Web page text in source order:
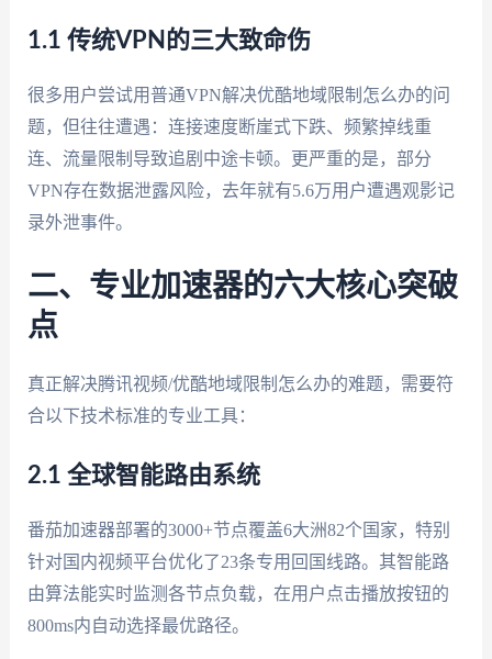
1.1 传统VPN的三大致命伤
很多用户尝试用普通VPN解决优酷地域限制怎么办的问
题，但往往遭遇：连接速度断崖式下跌、频繁掉线重
连、流量限制导致追剧中途卡顿。更严重的是，部分
VPN存在数据泄露风险，去年就有5.6万用户遭遇观影记
录外泄事件。
二、专业加速器的六大核心突破
点
真正解决腾讯视频/优酷地域限制怎么办的难题，需要符
合以下技术标准的专业工具：
2.1 全球智能路由系统
番茄加速器部署的3000+节点覆盖6大洲82个国家，特别
针对国内视频平台优化了23条专用回国线路。其智能路
由算法能实时监测各节点负载，在用户点击播放按钮的
800ms内自动选择最优路径。